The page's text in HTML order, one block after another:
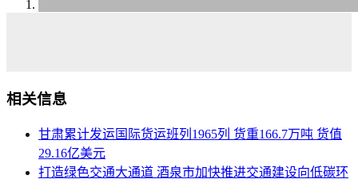
相关信息
甘肃累计发运国际货运班列1965列 货重166.7万吨 货值
29.16亿美元
打造绿色交通大通道 酒泉市加快推进交通建设向低碳环